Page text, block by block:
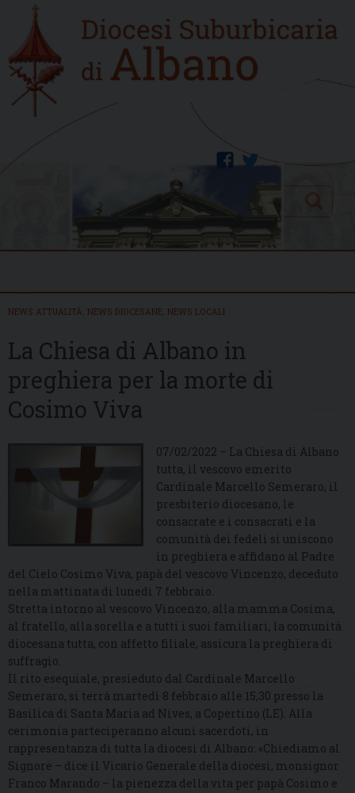
content
Home
new
twitter
facebook
Search
NEWS ATTUALITÀ NEWS DIOCESANE NEWS LOCALI
La Chiesa di Albano in
preghiera per la morte di
Cosimo Viva
07/02/2022 – La Chiesa di Albano
tutta, il vescovo emerito
Cardinale Marcello Semeraro, il
presbiterio diocesano, le
consacrate e i consacrati e la
comunità dei fedeli si uniscono
in preghiera e affidano al Padre
del Cielo Cosimo Viva, papà del vescovo Vincenzo, deceduto
nella mattinata di lunedì 7 febbraio.
Stretta intorno al vescovo Vincenzo, alla mamma Cosima,
al fratello, alla sorella e a tutti i suoi familiari, la comunità
diocesana tutta, con affetto filiale, assicura la preghiera di
suffragio.
Il rito esequiale, presieduto dal Cardinale Marcello
Semeraro, si terrà martedì 8 febbraio alle 15,30 presso la
Basilica di Santa Maria ad Nives, a Copertino (LE). Alla
cerimonia parteciperanno alcuni sacerdoti, in
rappresentanza di tutta la diocesi di Albano: «Chiediamo al
Signore – dice il Vicario Generale della diocesi, monsignor
Franco Marando – la pienezza della vita per papà Cosimo e